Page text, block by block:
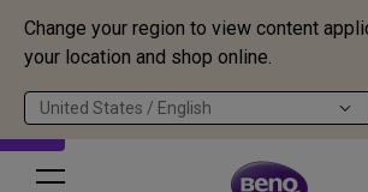
Change your region to view content
your location and shop online.
United States / English